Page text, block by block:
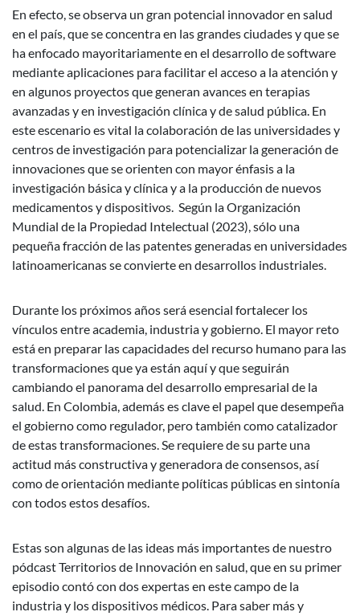
En efecto, se observa un gran potencial innovador en salud
en el país, que se concentra en las grandes ciudades y que se
ha enfocado mayoritariamente en el desarrollo de software
mediante aplicaciones para facilitar el acceso a la atención y
en algunos proyectos que generan avances en terapias
avanzadas y en investigación clínica y de salud pública. En
este escenario es vital la colaboración de las universidades y
centros de investigación para potencializar la generación de
innovaciones que se orienten con mayor énfasis a la
investigación básica y clínica y a la producción de nuevos
medicamentos y dispositivos. Según la Organización
Mundial de la Propiedad Intelectual (2023), sólo una
pequeña fracción de las patentes generadas en universidades
latinoamericanas se convierte en desarrollos industriales.
Durante los próximos años será esencial fortalecer los
vínculos entre academia, industria y gobierno. El mayor reto
está en preparar las capacidades del recurso humano para las
transformaciones que ya están aquí y que seguirán
cambiando el panorama del desarrollo empresarial de la
salud. En Colombia, además es clave el papel que desempeña
el gobierno como regulador, pero también como catalizador
de estas transformaciones. Se requiere de su parte una
actitud más constructiva y generadora de consensos, así
como de orientación mediante políticas públicas en sintonía
con todos estos desafíos.
Estas son algunas de las ideas más importantes de nuestro
pódcast Territorios de Innovación en salud, que en su primer
episodio contó con dos expertas en este campo de la
industria y los dispositivos médicos. Para saber más y